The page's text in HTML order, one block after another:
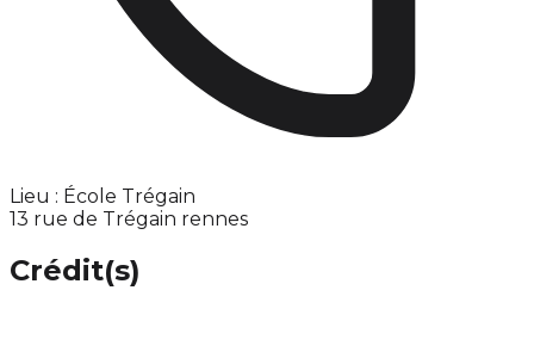
Lieu : École Trégain
13 rue de Trégain rennes
Crédit(s)